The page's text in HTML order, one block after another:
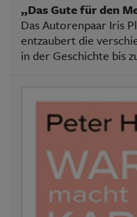
„Das Gute für den
Das Autorenpaar Iris
entzaubert die
in der Geschichte bis